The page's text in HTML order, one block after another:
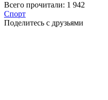
Всего прочитали: 1 942
Спорт
Поделитесь с друзьями